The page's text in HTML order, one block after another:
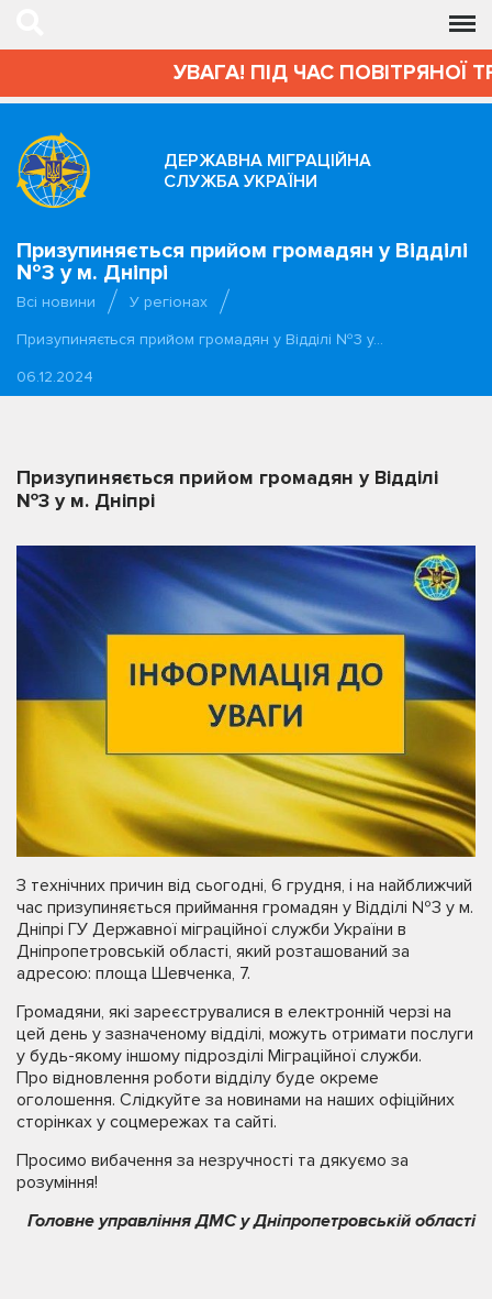
УВАГА! ПІД ЧАС ПОВІТРЯНОЇ
ДЕРЖАВНА МІГРАЦІЙНА
СЛУЖБА УКРАЇНИ
Призупиняється прийом громадян у Відділі
№3 у м. Дніпрі
Всі новини
У регіонах
Призупиняється прийом громадян у Відділі №3 у…
06.12.2024
Призупиняється прийом громадян у Відділі
№3 у м. Дніпрі
З технічних причин від сьогодні, 6 грудня, і на найближчий
час призупиняється приймання громадян у Відділі №3 у м.
Дніпрі ГУ Державної міграційної служби України в
Дніпропетровській області, який розташований за
адресою: площа Шевченка, 7.
Громадяни, які зареєструвалися в електронній черзі на
цей день у зазначеному відділі, можуть отримати послуги
у будь-якому іншому підрозділі Міграційної служби.
Про відновлення роботи відділу буде окреме
оголошення. Слідкуйте за новинами на наших офіційних
сторінках у соцмережах та сайті.
Просимо вибачення за незручності та дякуємо за
розуміння!
Головне управління ДМС у Дніпропетровській області